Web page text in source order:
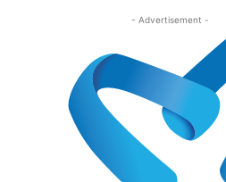
- Advertisement -